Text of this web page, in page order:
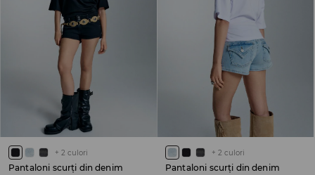
+ 2 culori
Pantaloni scurți din denim
+ 2 culori
Pantaloni scurți din denim